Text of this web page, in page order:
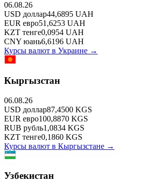
06.08.26
USD доллар44,6895 UAH
EUR евро51,6253 UAH
KZT тенге0,0954 UAH
CNY юань6,6196 UAH
Курсы валют в Украине →
Кыргызстан
06.08.26
USD доллар87,4500 KGS
EUR евро100,8870 KGS
RUB рубль1,0834 KGS
KZT тенге0,1860 KGS
Курсы валют в Кыргызстане →
Узбекистан